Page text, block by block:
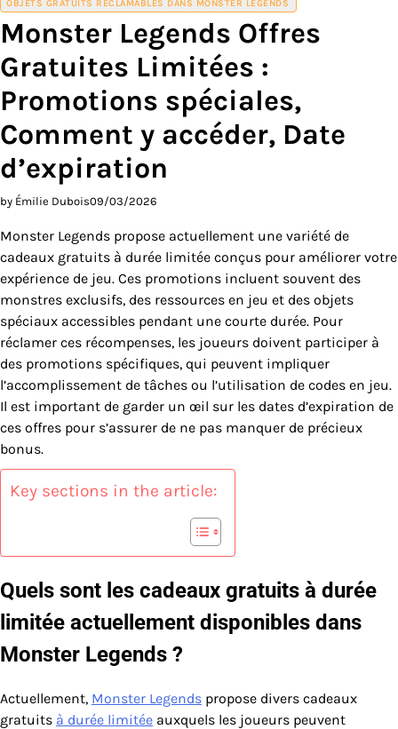
OBJETS GRATUITS RÉCLAMABLES DANS MONSTER LEGENDS
Monster Legends Offres
Gratuites Limitées :
Promotions spéciales,
Comment y accéder, Date
d’expiration
by Émilie Dubois09/03/2026
Monster Legends propose actuellement une variété de
cadeaux gratuits à durée limitée conçus pour améliorer votre
expérience de jeu. Ces promotions incluent souvent des
monstres exclusifs, des ressources en jeu et des objets
spéciaux accessibles pendant une courte durée. Pour
réclamer ces récompenses, les joueurs doivent participer à
des promotions spécifiques, qui peuvent impliquer
l’accomplissement de tâches ou l’utilisation de codes en jeu.
Il est important de garder un œil sur les dates d’expiration de
ces offres pour s’assurer de ne pas manquer de précieux
bonus.
Key sections in the article:
Quels sont les cadeaux gratuits à durée
limitée actuellement disponibles dans
Monster Legends ?
Actuellement, Monster Legends propose divers cadeaux
gratuits à durée limitée auxquels les joueurs peuvent